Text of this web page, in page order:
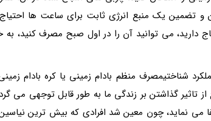
تضمین یک منبع انرژی ثابت برای ساعت ها
دارید، می توانید آن را در اول صبح مصرف کنید،
شناختیمصرف منظم بادام زمینی یا کره بادام
تاثیر گذاشتن بر زندگی ما به طور قابل توجهی می
می نماید، چون معین شد افرادی که بیش ترین